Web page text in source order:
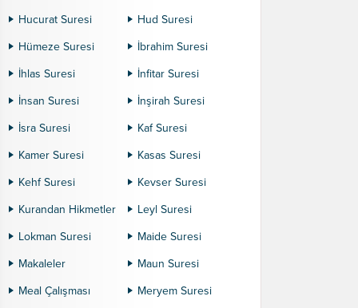
Hucurat Suresi
Hud Suresi
Hümeze Suresi
İbrahim Suresi
İhlas Suresi
İnfitar Suresi
İnsan Suresi
İnşirah Suresi
İsra Suresi
Kaf Suresi
Kamer Suresi
Kasas Suresi
Kehf Suresi
Kevser Suresi
Kurandan Hikmetler
Leyl Suresi
Lokman Suresi
Maide Suresi
Makaleler
Maun Suresi
Meal Çalışması
Meryem Suresi